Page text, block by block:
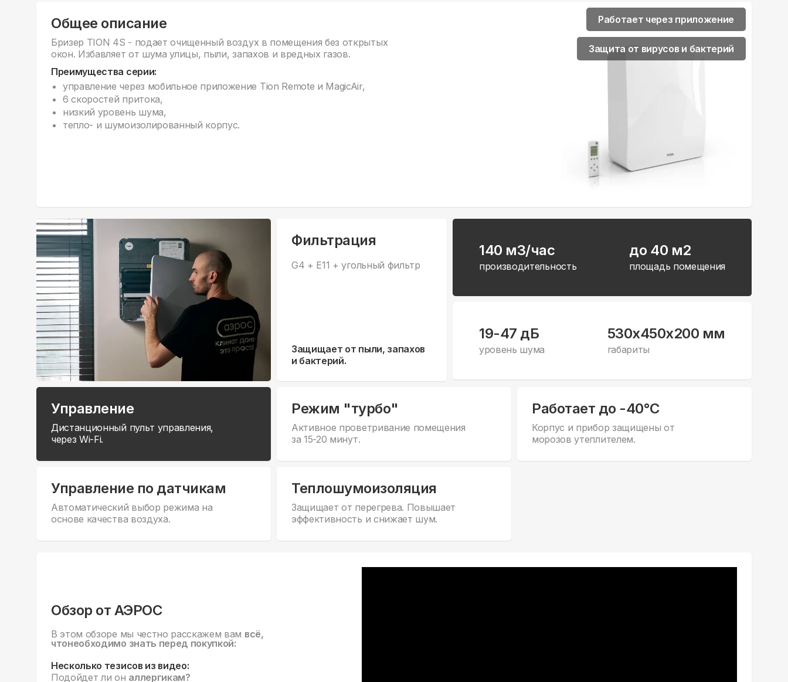
Общее описание
Бризер TION 4S - подает очищенный воздух в помещения без открытых
окон. Избавляет от шума улицы, пыли, запахов и вредных газов.
Преимущества серии:
управление через мобильное приложение Tion Remote и MagicAir,
6 скоростей притока,
низкий уровень шума,
тепло- и шумоизолированный корпус.
Работает через приложение
Защита от вирусов и бактерий
Фильтрация
G4 + E11 + угольный фильтр
Защищает от пыли, запахов
и бактерий.
140 м3/час
производительность
до 40 м2
площадь помещения
19-47 дБ
уровень шума
530x450x200 мм
габариты
Управление
Дистанционный пульт управления,
через Wi-Fi.
Режим "турбо"
Активное проветривание помещения
за 15-20 минут.
Работает до -40°С
Корпус и прибор защищены от
морозов утеплителем.
Управление по датчикам
Автоматический выбор режима на
основе качества воздуха.
Теплошумоизоляция
Защищает от перегрева. Повышает
эффективность и снижает шум.
Обзор от АЭРОС
В этом обзоре мы честно расскажем вам всё,
чтонеобходимо знать перед покупкой:
Несколько тезисов из видео:
Подойдет ли он аллергикам?